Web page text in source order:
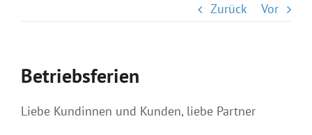
Zurück Vor
Betriebsferien
Liebe Kundinnen und Kunden, liebe Partner